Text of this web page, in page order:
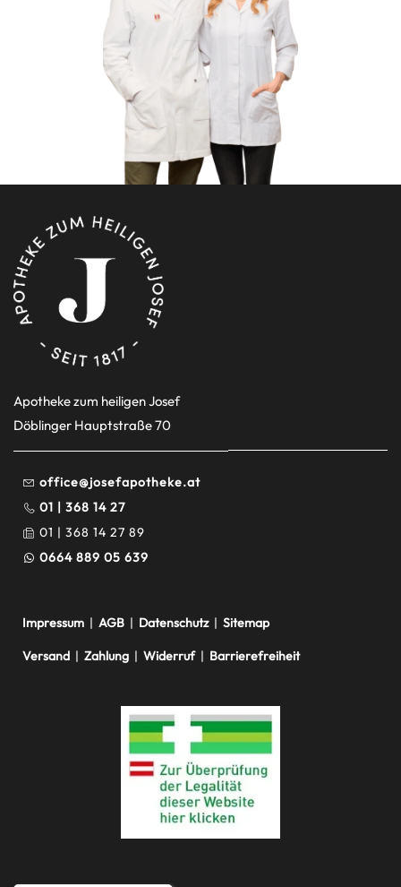
Apotheke zum heiligen Josef
Döblinger Hauptstraße 70
office@josefapotheke.at
01 | 368 14 27
01 | 368 14 27 89
0664 889 05 639
Impressum | AGB | Datenschutz| Sitemap
Versand | Zahlung | Widerruf| Barrierefreiheit